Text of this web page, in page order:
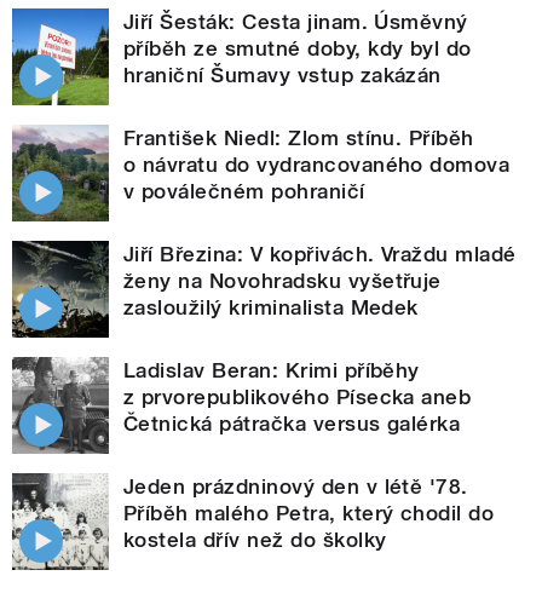
Jiří Šesták: Cesta jinam. Úsměvný
příběh ze smutné doby, kdy byl do
hraniční Šumavy vstup zakázán
František Niedl: Zlom stínu. Příběh
o návratu do vydrancovaného domova
v poválečném pohraničí
Jiří Březina: V kopřivách. Vraždu mladé
ženy na Novohradsku vyšetřuje
zasloužilý kriminalista Medek
Ladislav Beran: Krimi příběhy
z prvorepublikového Písecka aneb
Četnická pátračka versus galérka
Jeden prázdninový den v létě '78.
Příběh malého Petra, který chodil do
kostela dřív než do školky